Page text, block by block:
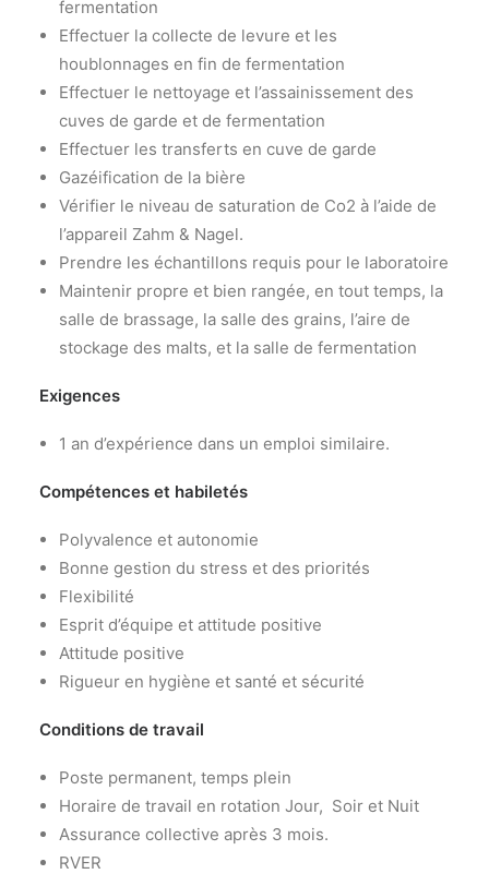
fermentation
Effectuer la collecte de levure et les
houblonnages en fin de fermentation
Effectuer le nettoyage et l’assainissement des
cuves de garde et de fermentation
Effectuer les transferts en cuve de garde
Gazéification de la bière
Vérifier le niveau de saturation de Co2 à l’aide de
l’appareil Zahm & Nagel.
Prendre les échantillons requis pour le laboratoire
Maintenir propre et bien rangée, en tout temps, la
salle de brassage, la salle des grains, l’aire de
stockage des malts, et la salle de fermentation
Exigences
1 an d’expérience dans un emploi similaire.
Compétences et habiletés
Polyvalence et autonomie
Bonne gestion du stress et des priorités
Flexibilité
Esprit d’équipe et attitude positive
Attitude positive
Rigueur en hygiène et santé et sécurité
Conditions de travail
Poste permanent, temps plein
Horaire de travail en rotation Jour, Soir et Nuit
Assurance collective après 3 mois.
RVER